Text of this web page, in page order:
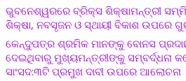
ଭୁବନେଶ୍ୱରରେ ବ୍ରିକ୍ସ ଶିକ୍ଷାମନ୍ତ୍ରୀ
ଶିକ୍ଷା, ନବସୃଜନ ଓ ସ୍ଥାୟୀ ବିକାଶ ଉପରେ
କେନ୍ଦୁପତ୍ର ଶ୍ରମିକ ମାନଙ୍କୁ ବୋନସ
ଦେଇଥିବାରୁ ମୁଖ୍ୟମନ୍ତ୍ରୀଙ୍କୁ ସମ୍ବର୍ଦ୍ଧନା
ସାଂସଦ:୩ଟି ପ୍ରମୁଖ ଦାବୀ ଉପରେ ଆଲୋଚନା